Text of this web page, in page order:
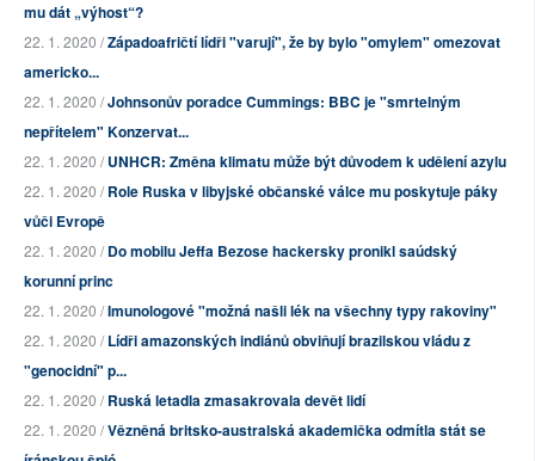
mu dát „výhost“?
22. 1. 2020 /Západoafričtí lídři "varují", že by bylo "omylem" omezovat
americko...
22. 1. 2020 /Johnsonův poradce Cummings: BBC je "smrtelným
nepřítelem" Konzervat...
22. 1. 2020 /UNHCR: Změna klimatu může být důvodem k udělení azylu
22. 1. 2020 /Role Ruska v libyjské občanské válce mu poskytuje páky
vůči Evropě
22. 1. 2020 /Do mobilu Jeffa Bezose hackersky pronikl saúdský
korunní princ
22. 1. 2020 /Imunologové "možná našli lék na všechny typy rakoviny"
22. 1. 2020 /Lídři amazonských indiánů obviňují brazilskou vládu z
"genocidní" p...
22. 1. 2020 /Ruská letadla zmasakrovala devět lidí
22. 1. 2020 /Vězněná britsko-australská akademička odmítla stát se